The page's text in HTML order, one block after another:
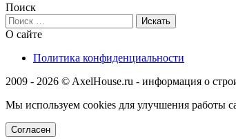
Поиск
О сайте
Политика конфиденциальности
2009 - 2026 © AxelHouse.ru - информация о
Мы используем cookies для улучшения работы
Согласен